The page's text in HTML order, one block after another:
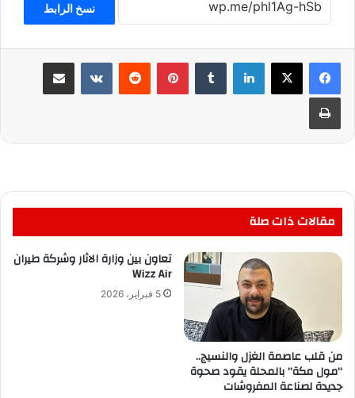
نسخ الرابط
لينكدإن بينتيريست مشاركة عبر البريد
طباعة
مقالات ذات صلة
من قلب عاصمة الغزل والنسيج..
“مول مكة” بالمحلة يقود صحوة
جديدة لصناعة المفروشات
تعاون بين وزارة الاثار وشركة طيران
Wizz Air
5 فبراير، 2026